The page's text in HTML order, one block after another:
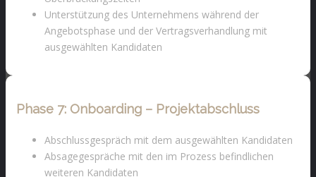
Unterstützung des Unternehmens während der
Angebotsphase und der Vertragsverhandlung mit
ausgewählten Kandidaten
Phase 7: Onboarding – Projektabschluss
Abschlussgespräch mit dem ausgewählten Kandidaten
Absagegespräche mit den im Prozess befindlichen
weiteren Kandidaten